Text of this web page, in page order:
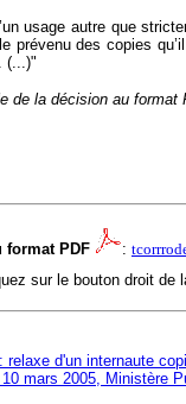
usage autre que
prévenu des copies
(...)"
de la décision au
format PDF :
sur le bouton droit
d'un internaute
mars 2005, Ministère